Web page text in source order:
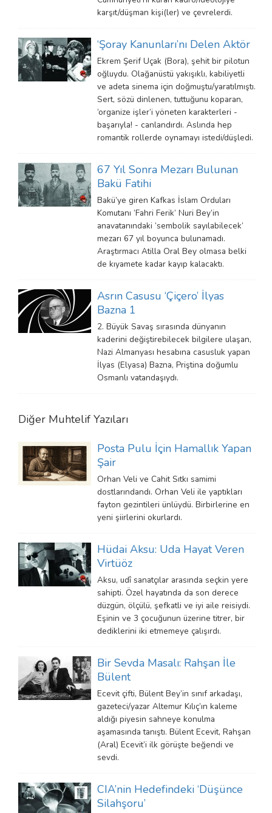
karşıt/düşman kişi(ler) ve çevrelerdi.
‘Şoray Kanunları’nı Delen Aktör
Ekrem Şerif Uçak (Bora), şehit bir pilotun
oğluydu. Olağanüstü yakışıklı, kabiliyetli
ve adeta sinema için doğmuştu/yaratılmıştı.
Sert, sözü dinlenen, tuttuğunu koparan,
‘organize işler’i yöneten karakterleri -
başarıyla! - canlandırdı. Aslında hep
romantik rollerde oynamayı istedi/düşledi.
67 Yıl Sonra Mezarı Bulunan
Bakü Fatihi
Bakü’ye giren Kafkas İslam Orduları
Komutanı ‘Fahri Ferik’ Nuri Bey’in
anavatanındaki ‘sembolik sayılabilecek’
mezarı 67 yıl boyunca bulunamadı.
Araştırmacı Atilla Oral Bey olmasa belki
de kıyamete kadar kayıp kalacaktı.
Asrın Casusu ‘Çiçero’ İlyas
Bazna 1
2. Büyük Savaş sırasında dünyanın
kaderini değiştirebilecek bilgilere ulaşan,
Nazi Almanyası hesabına casusluk yapan
İlyas (Elyasa) Bazna, Priştina doğumlu
Osmanlı vatandaşıydı.
Diğer Muhtelif Yazıları
Posta Pulu İçin Hamallık Yapan
Şair
Orhan Veli ve Cahit Sıtkı samimi
dostlarındandı. Orhan Veli ile yaptıkları
fayton gezintileri ünlüydü. Birbirlerine en
yeni şiirlerini okurlardı.
Hüdai Aksu: Uda Hayat Veren
Virtüöz
Aksu, udî sanatçılar arasında seçkin yere
sahipti. Özel hayatında da son derece
düzgün, ölçülü, şefkatli ve iyi aile reisiydi.
Eşinin ve 3 çocuğunun üzerine titrer, bir
dediklerini iki etmemeye çalışırdı.
Bir Sevda Masalı: Rahşan İle
Bülent
Ecevit çifti, Bülent Bey’in sınıf arkadaşı,
gazeteci/yazar Altemur Kılıç’ın kaleme
aldığı piyesin sahneye konulma
aşamasında tanıştı. Bülent Ecevit, Rahşan
(Aral) Ecevit’i ilk görüşte beğendi ve
sevdi.
CIA’nin Hedefindeki ‘Düşünce
Silahşoru’